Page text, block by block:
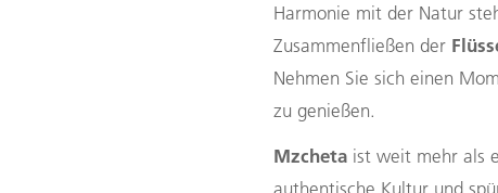
Harmonie mit der Natur
Zusammenfließen der
Nehmen Sie sich einen
zu genießen.
Mzcheta ist weit mehr als